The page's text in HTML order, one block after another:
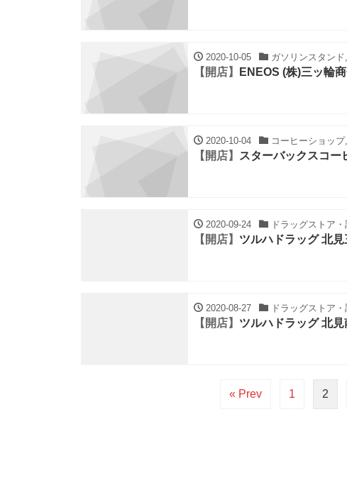
2020-10-05 ガソリンスタンド
【開店】 ENEOS (株)三ッ輪
2020-10-04 コーヒーショップ
【開店】 スターバックスコー
2020-09-24 ドラッグストア・
【開店】 ツルハドラッグ 北
2020-08-27 ドラッグストア・
【開店】 ツルハドラッグ 北見
« Prev 1 2